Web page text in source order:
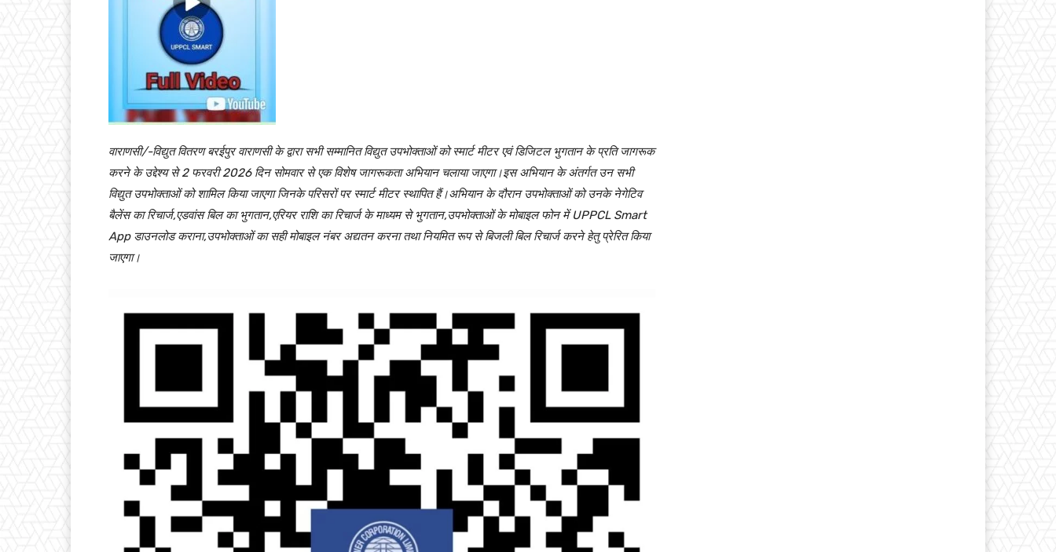
वाराणसी/-विद्युत वितरण बरईपुर वाराणसी के द्वारा सभी सम्मानित विद्युत उपभोक्ताओं को स्मार्ट मीटर एवं डिजिटल भुगतान के प्रति जागरूक
करने के उद्देश्य से 2 फरवरी 2026 दिन सोमवार से एक विशेष जागरूकता अभियान चलाया जाएगा।इस अभियान के अंतर्गत उन सभी
विद्युत उपभोक्ताओं को शामिल किया जाएगा जिनके परिसरों पर स्मार्ट मीटर स्थापित हैं।अभियान के दौरान उपभोक्ताओं को उनके नेगेटिव
बैलेंस का रिचार्ज,एडवांस बिल का भुगतान,एरियर राशि का रिचार्ज के माध्यम से भुगतान,उपभोक्ताओं के मोबाइल फोन में UPPCL Smart
App डाउनलोड कराना,उपभोक्ताओं का सही मोबाइल नंबर अद्यतन करना तथा नियमित रूप से बिजली बिल रिचार्ज करने हेतु प्रेरित किया
जाएगा।